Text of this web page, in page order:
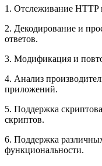
1. Отслеживание HTTP
2. Декодирование и
ответов.
3. Модификация и
4. Анализ
приложений.
5. Поддержка
скриптов.
6. Поддержка
функциональности.